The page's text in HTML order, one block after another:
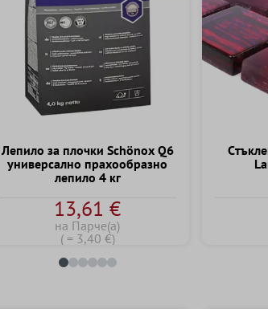
Лепило за плочки Schönox Q6
универсално прахообразно
лепило 4 кг
13,61 €
на Парче(а)
( = 3,40 €)